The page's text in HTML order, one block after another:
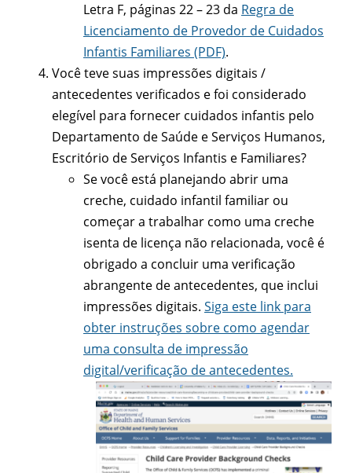
Letra F, páginas 22 – 23 da Regra de
Licenciamento de Provedor de Cuidados
Infantis Familiares (PDF).
Você teve suas impressões digitais /
antecedentes verificados e foi considerado
elegível para fornecer cuidados infantis pelo
Departamento de Saúde e Serviços Humanos,
Escritório de Serviços Infantis e Familiares?
Se você está planejando abrir uma
creche, cuidado infantil familiar ou
começar a trabalhar como uma creche
isenta de licença não relacionada, você é
obrigado a concluir uma verificação
abrangente de antecedentes, que inclui
impressões digitais. Siga este link para
obter instruções sobre como agendar
uma consulta de impressão
digital/verificação de antecedentes.